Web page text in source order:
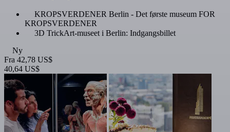
KROPSVERDENER Berlin - Det første museum FOR
KROPSVERDENER
3D TrickArt-museet i Berlin: Indgangsbillet
Ny
Fra 42,78 US$
40,64 US$